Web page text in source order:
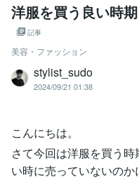
洋服を買う良い時
記事
美容・ファッション
stylist_sudo
2024/09/21 01:38
こんにちは。
さて今回は洋服を買う
い時に売っていないのか